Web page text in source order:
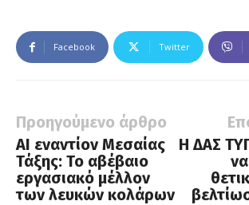
Facebook Twitter
Προηγούμενο άρθρο
AI εναντίον Μεσαίας
Τάξης: Το αβέβαιο
εργασιακό μέλλον
των λευκών κολάρων
Η ΔΑΣ